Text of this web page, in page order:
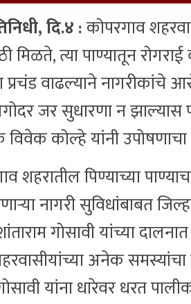
दि.४ :कोपरगाव
मिळते, त्या पाण्यातून
प्रचंड वाढल्याने नागरीकांचे
जर सुधारणा न झाल्यास
कोल्हे यांनी उपोषणाचा
पिण्याच्या
नागरी सुविधांबाबत
गोसावी यांच्या
अनेक
यांना धारेवर धरत